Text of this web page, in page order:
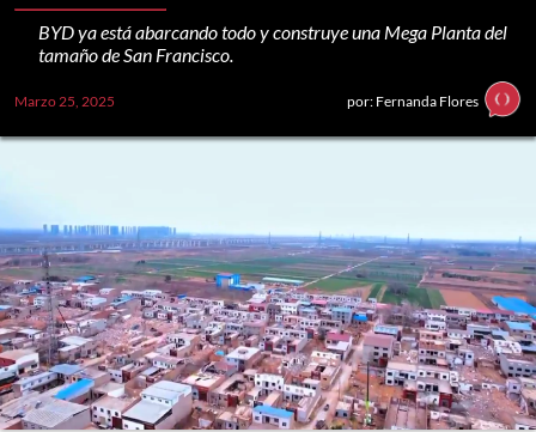
BYD ya está abarcando todo y construye una Mega Planta del
tamaño de San Francisco.
Marzo 25, 2025 por: Fernanda Flores